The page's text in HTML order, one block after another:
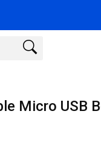
Micro USB